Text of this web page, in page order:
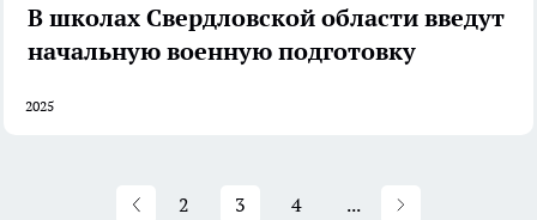
В школах Свердловской области введут
начальную военную подготовку
2025
2 3 4 ...